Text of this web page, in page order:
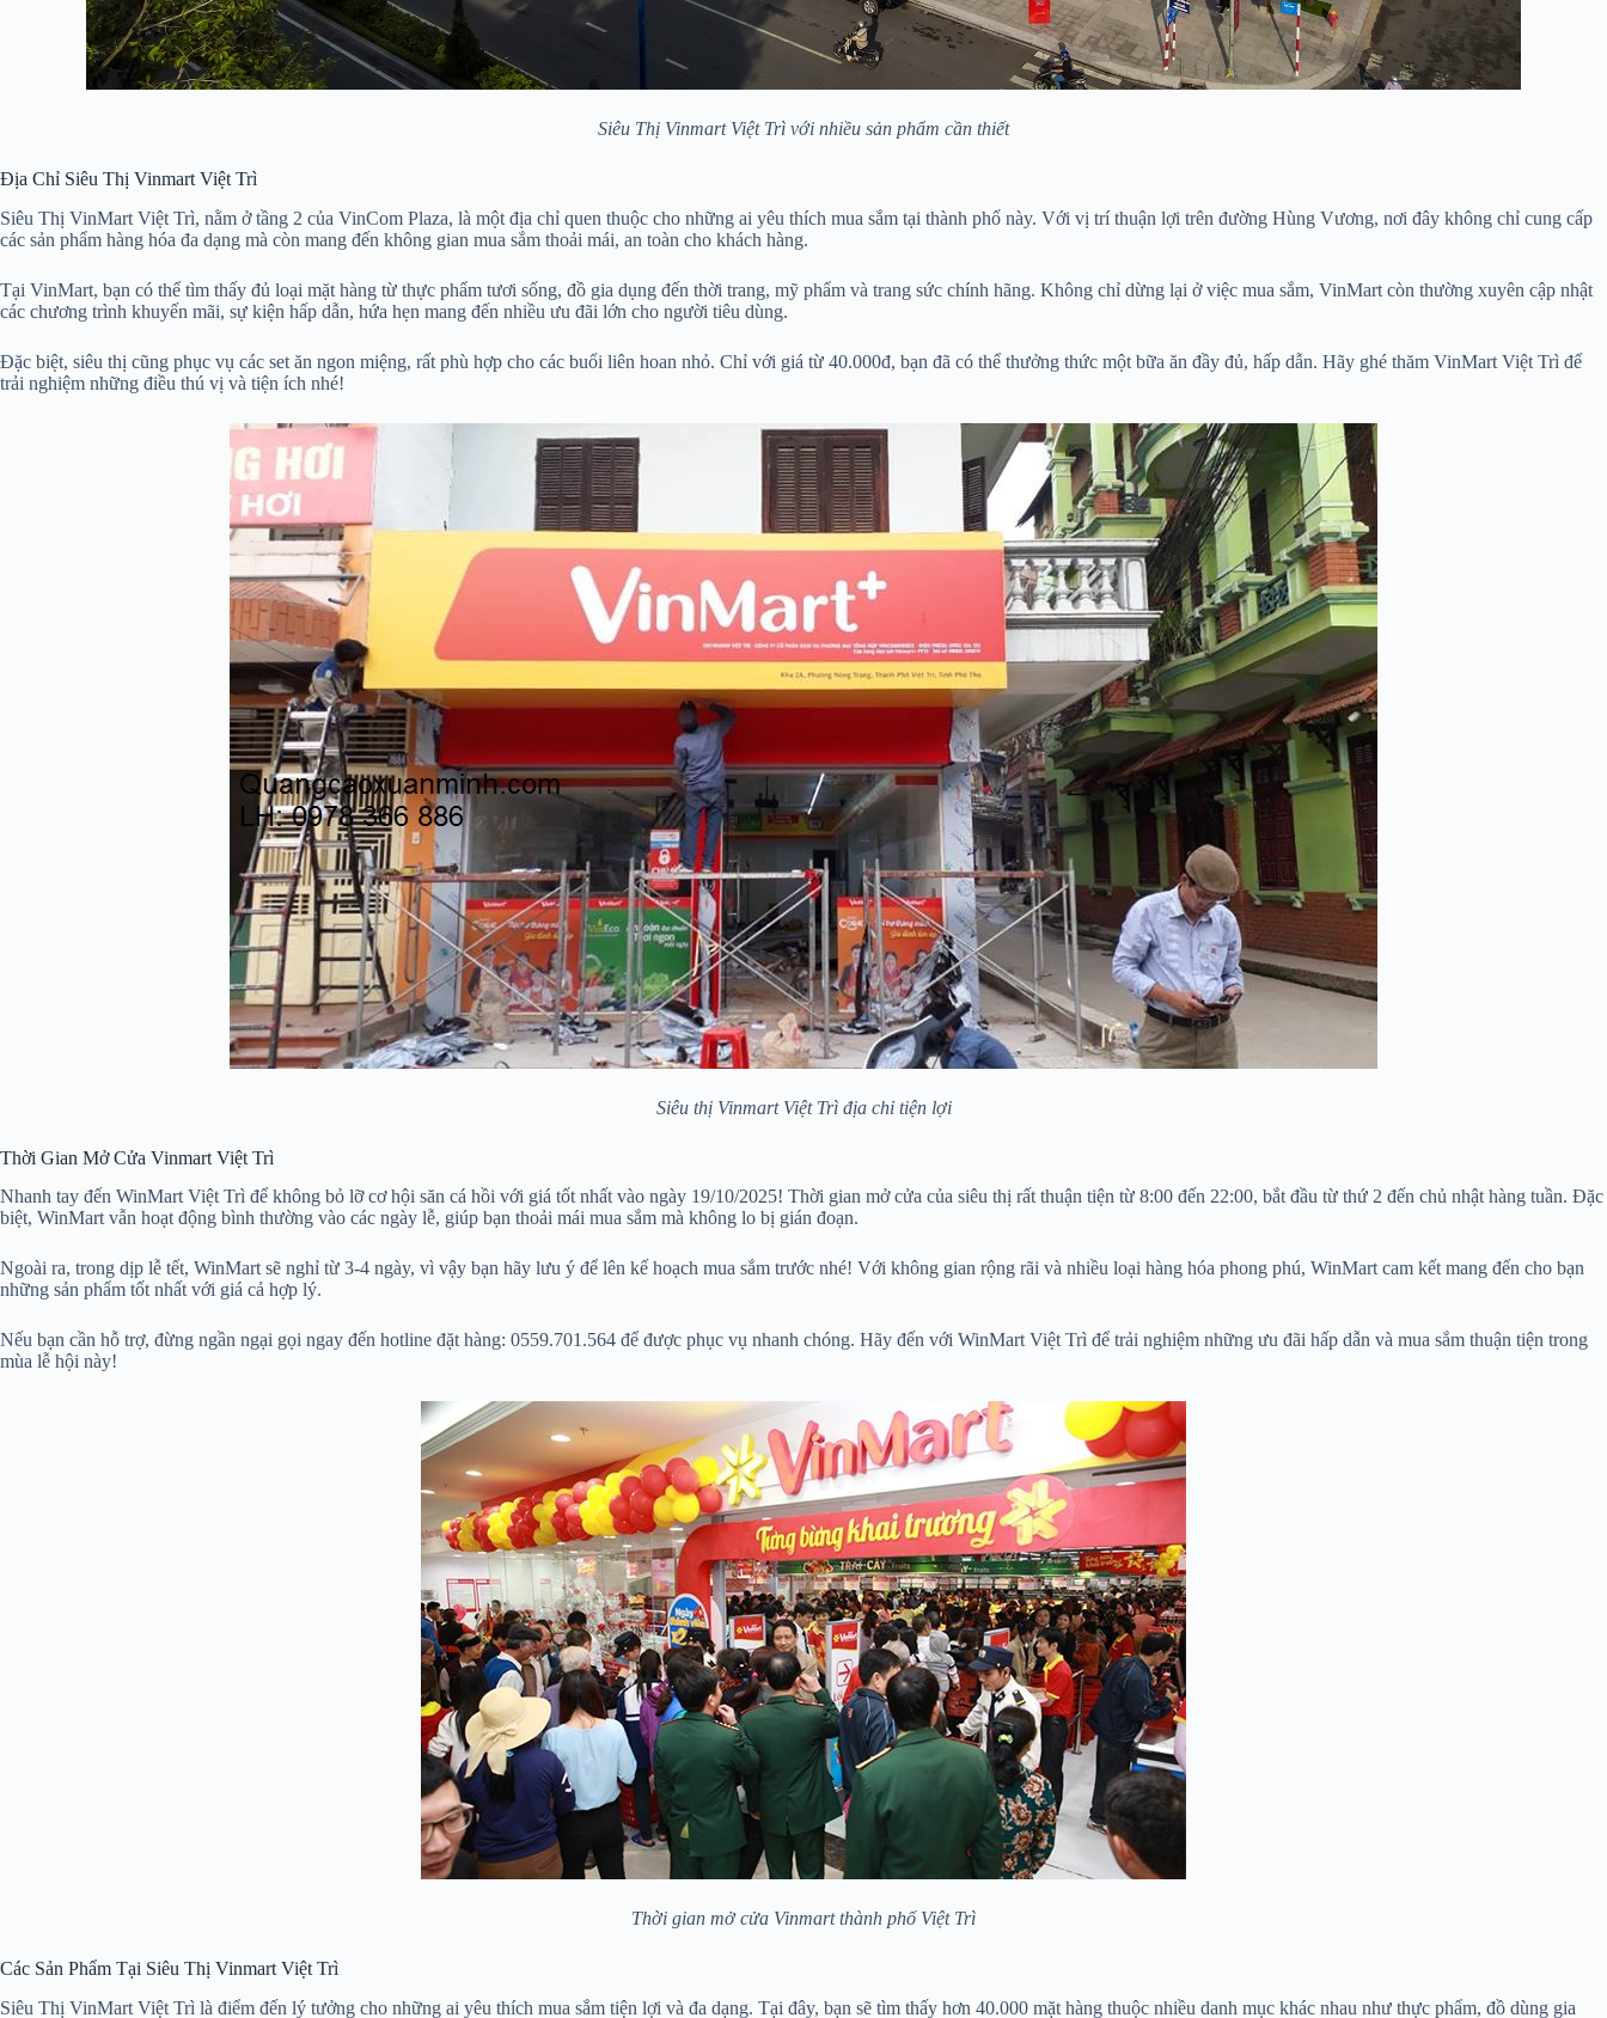
Siêu Thị Vinmart Việt Trì với nhiều sản phẩm cần thiết
Địa Chỉ Siêu Thị Vinmart Việt Trì
Siêu Thị VinMart Việt Trì, nằm ở tầng 2 của VinCom Plaza, là một địa chỉ quen thuộc cho những ai yêu thích mua sắm tại thành phố này. Với vị trí thuận lợi trên đường Hùng Vương, nơi đây không chỉ cung cấp
các sản phẩm hàng hóa đa dạng mà còn mang đến không gian mua sắm thoải mái, an toàn cho khách hàng.
Tại VinMart, bạn có thể tìm thấy đủ loại mặt hàng từ thực phẩm tươi sống, đồ gia dụng đến thời trang, mỹ phẩm và trang sức chính hãng. Không chỉ dừng lại ở việc mua sắm, VinMart còn thường xuyên cập nhật
các chương trình khuyến mãi, sự kiện hấp dẫn, hứa hẹn mang đến nhiều ưu đãi lớn cho người tiêu dùng.
Đặc biệt, siêu thị cũng phục vụ các set ăn ngon miệng, rất phù hợp cho các buổi liên hoan nhỏ. Chỉ với giá từ 40.000đ, bạn đã có thể thưởng thức một bữa ăn đầy đủ, hấp dẫn. Hãy ghé thăm VinMart Việt Trì để
trải nghiệm những điều thú vị và tiện ích nhé!
Siêu thị Vinmart Việt Trì địa chỉ tiện lợi
Thời Gian Mở Cửa Vinmart Việt Trì
Nhanh tay đến WinMart Việt Trì để không bỏ lỡ cơ hội săn cá hồi với giá tốt nhất vào ngày 19/10/2025! Thời gian mở cửa của siêu thị rất thuận tiện từ 8:00 đến 22:00, bắt đầu từ thứ 2 đến chủ nhật hàng tuần. Đặc
biệt, WinMart vẫn hoạt động bình thường vào các ngày lễ, giúp bạn thoải mái mua sắm mà không lo bị gián đoạn.
Ngoài ra, trong dịp lễ tết, WinMart sẽ nghỉ từ 3-4 ngày, vì vậy bạn hãy lưu ý để lên kế hoạch mua sắm trước nhé! Với không gian rộng rãi và nhiều loại hàng hóa phong phú, WinMart cam kết mang đến cho bạn
những sản phẩm tốt nhất với giá cả hợp lý.
Nếu bạn cần hỗ trợ, đừng ngần ngại gọi ngay đến hotline đặt hàng: 0559.701.564 để được phục vụ nhanh chóng. Hãy đến với WinMart Việt Trì để trải nghiệm những ưu đãi hấp dẫn và mua sắm thuận tiện trong
mùa lễ hội này!
Thời gian mở cửa Vinmart thành phố Việt Trì
Các Sản Phẩm Tại Siêu Thị Vinmart Việt Trì
Siêu Thị VinMart Việt Trì là điểm đến lý tưởng cho những ai yêu thích mua sắm tiện lợi và đa dạng. Tại đây, bạn sẽ tìm thấy hơn 40.000 mặt hàng thuộc nhiều danh mục khác nhau như thực phẩm, đồ dùng gia